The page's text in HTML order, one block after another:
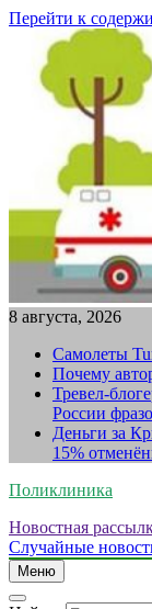
Перейти к
8 августа, 2026
Самолеты
Почему
Тревел-
России
Деньги за
15%
Поликлиника
Новостная
Случайные
Меню